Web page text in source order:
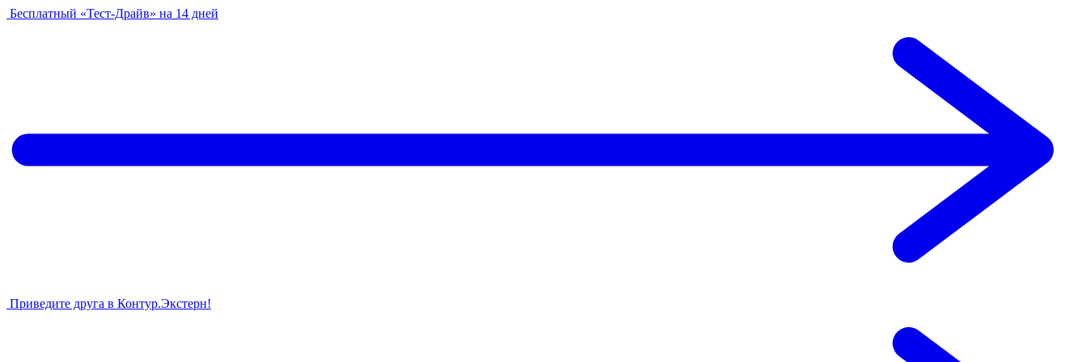
Бесплатный «Тест-Драйв» на 14 дней
Приведите друга в Контур.Экстерн!